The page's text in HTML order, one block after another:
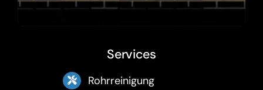
Services
Rohrreinigung